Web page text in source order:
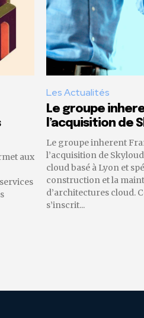
aux
Les Actualités
Le groupe
l’acquisition de
Le groupe inherent
l’acquisition de
cloud basé à Lyon et
construction et la
d’architectures cloud.
s’inscrit...